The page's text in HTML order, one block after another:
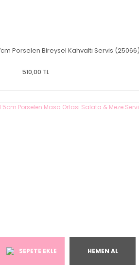
Porselen Bireysel Kahvaltı Servis
510,00 TL
SEPETE EKLE HEMEN AL